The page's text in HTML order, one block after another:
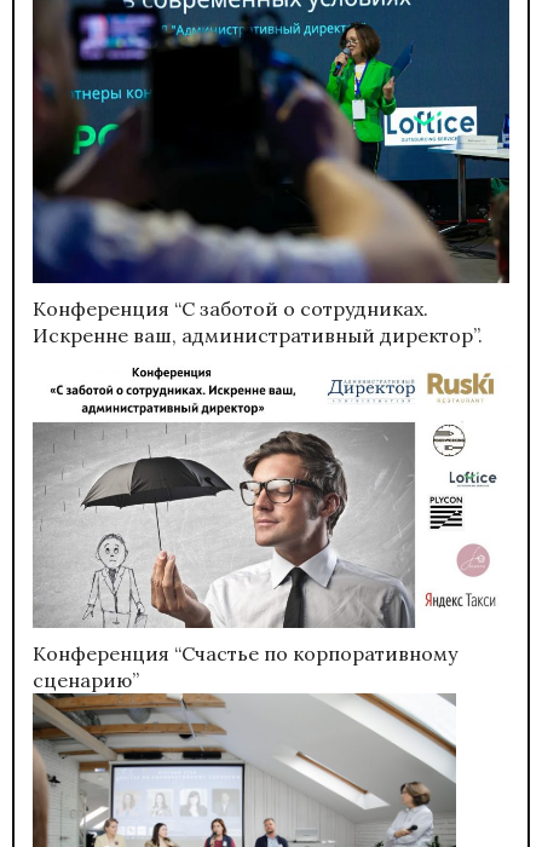
Конференция “С заботой о сотрудниках.
Искренне ваш, административный директор”.
Конференция “Счастье по корпоративному
сценарию”